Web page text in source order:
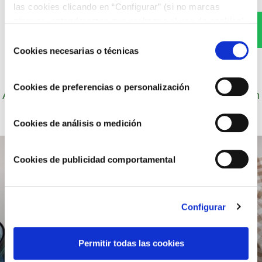
las cookies clicando en “Configurar” (si no marcas
COOKIES.
deCookies necesarias o técnicas
Cookies de preferencias o personalización
Cookies de análisis o medición
Cookies de publicidad comportamental
Configurar
Permitir todas las cookies
Autor: Cocineros de Choví, expertos en recetas con